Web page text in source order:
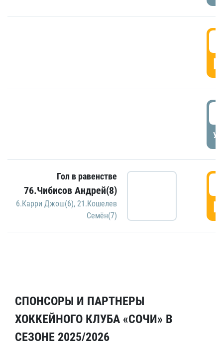
Гол в равенстве
76.Чибисов Андрей(8)
6.Карри Джош(6), 21.Кошелев
Семён(7)
СПОНСОРЫ И ПАРТНЕРЫ
ХОККЕЙНОГО КЛУБА «СОЧИ» В
СЕЗОНЕ 2025/2026